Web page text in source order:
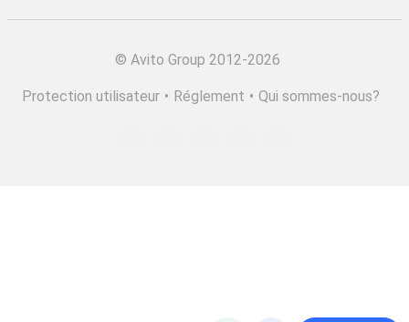
© Avito Group 2012-2026
Protection utilisateur • Réglement • Qui sommes-nous?